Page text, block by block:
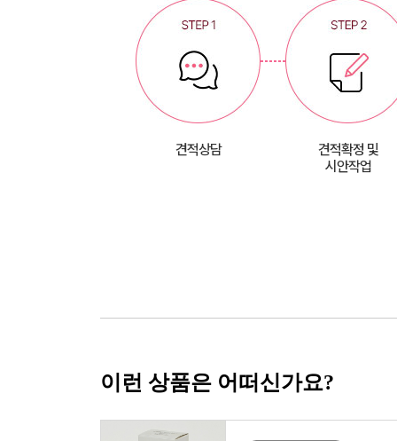
견적상담
견적확정 및
시안작업
이런 상품은 어떠신가요?